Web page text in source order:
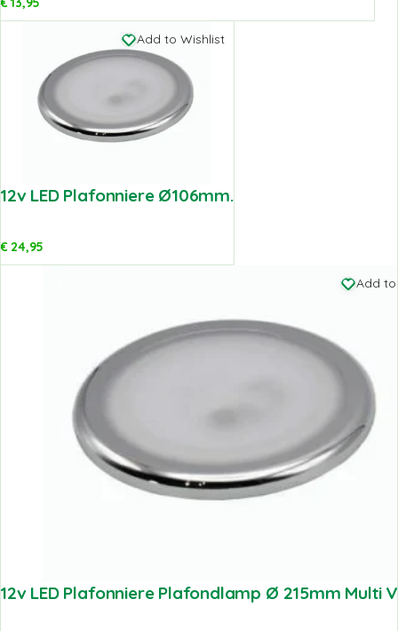
Add to Wishlist
12v LED Plafonniere Ø106mm.
€24,95
Add to
12v LED Plafonniere Plafondlamp Ø 215mm Multi